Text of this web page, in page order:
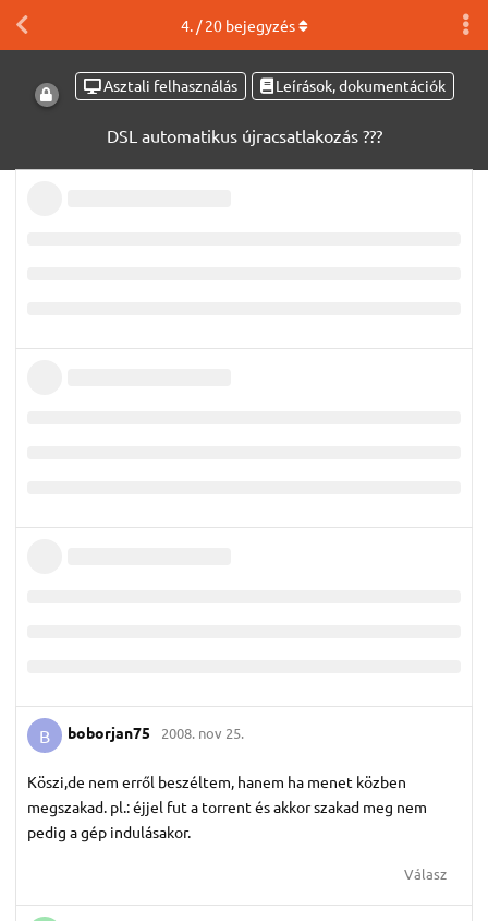
Asztali felhasználás Leírások, dokumentációk
DSL automatikus újracsatlakozás ???
4. /20bejegyzés
B boborjan75 2008. nov 25.
Köszi,de nem erről beszéltem, hanem ha menet közben
megszakad. pl.: éjjel fut a torrent és akkor szakad meg nem
pedig a gép indulásakor.
Válasz